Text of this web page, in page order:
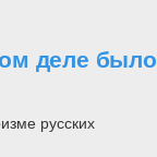
деле было
русских